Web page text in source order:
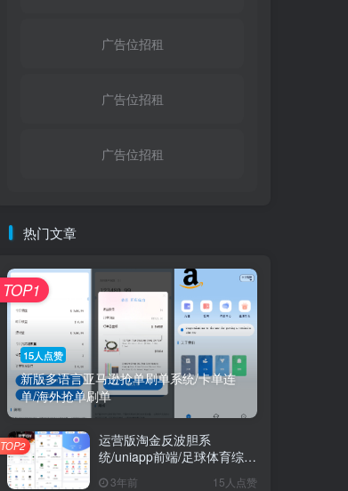
广告位招租
广告位招租
广告位招租
热门文章
15人点赞
新版多语言亚马逊抢单刷单系统/卡单连
单/海外抢单刷单
TOP1
运营版淘金反波胆系
统/uniapp前端/足球体育综合
娱乐系统/全自动采集
3年前 15人点赞
TOP2